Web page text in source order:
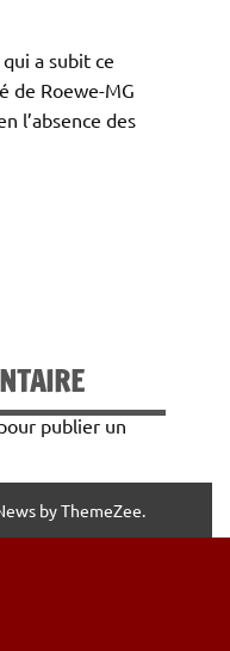
qui a subit ce
de Roewe-MG
l’absence des
publier un
by ThemeZee.